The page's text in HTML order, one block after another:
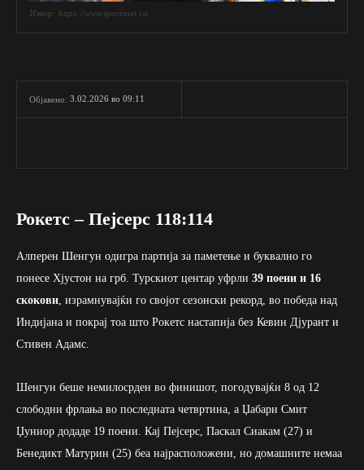
Извор: https://www.sportsnet.ca
Објавено: 3.02.2026 во 09:11
Рокетс – Пејсерс 118:114
Алперен Шенгун одигра партија за паметење и буквално го
понесе Хјустон на грб. Турскиот центар уфрли 39 поени и 16
скокови , израмнувајќи го својот сезонски рекорд, во победа над
Индијана и покрај тоа што Рокетс настапија без Кевин Дјурант и
Стивен Адамс.
Шенгун беше немилосрден во финишот, погодувајќи 8 од 12
слободни фрлања во последната четвртина, а Џабари Смит
Џуниор додаде 19 поени. Кај Пејсерс, Паскал Сиакам (27) и
Бенедикт Матурин (25) беа најрасположени, но домашните немаа